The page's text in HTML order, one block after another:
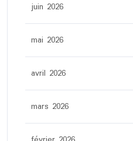
juin 2026
mai 2026
avril 2026
mars 2026